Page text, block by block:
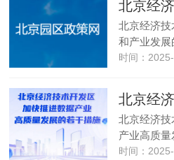
北京经济技
和产业发展
时间：
北京经济
产业高质量
时间：